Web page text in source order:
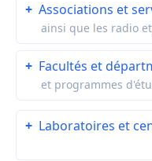
+ Associations et
ainsi que les radio
+ Facultés et
et programmes
+ Laboratoires et